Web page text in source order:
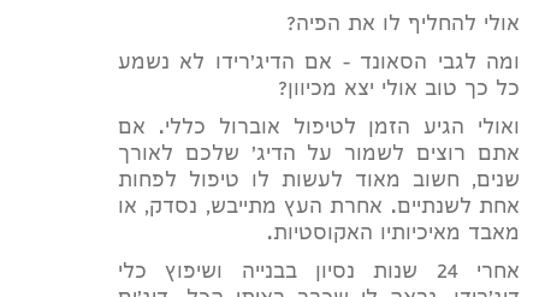
אולי להחליף לו את הפיה?
ומה לגבי הסאונד - אם הדיג'רידו לא נשמע
כל כך טוב אולי יצא מכיוון?
ואולי הגיע הזמן לטיפול אוברול כללי. אם
אתם רוצים לשמור על הדיג' שלכם לאורך
שנים, חשוב מאוד לעשות לו טיפול לפחות
אחת לשנתיים. אחרת העץ מתייבש, נסדק, או
מאבד מאיכיותיו האקוסטיות.
אחרי 24 שנות נסיון בבנייה ושיפוץ כלי